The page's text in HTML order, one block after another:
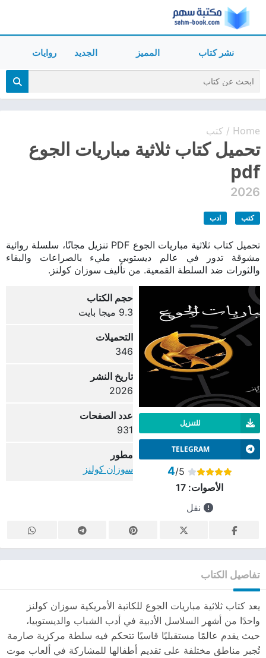
نشر كتاب المميز الجديد روايات
Home
/ كتب
تحميل كتاب ثلاثية مباريات الجوع
pdf
2026
كتب ادب
تحميل كتاب ثلاثية مباريات الجوع PDF تنزيل مجانًا، سلسلة روائية
مشوقة تدور في عالم ديستوبي مليء بالصراعات والبقاء
والثورات ضد السلطة القمعية. من تأليف سوزان كولنز.
للتنزيل
TELEGRAM
4/5
الأصوات: 17
نقل
حجم الكتاب
9.3 ميجا بايت
التحميلات
346
تاريخ النشر
2026
عدد الصفحات
931
مطور
سوزان كولنز
تفاصيل الكتاب
يعد كتاب ثلاثية مباريات الجوع للكاتبة الأمريكية سوزان كولنز
واحدًا من أشهر السلاسل الأدبية في أدب الشباب والديستوبيا،
حيث يقدم عالمًا مستقبليًا قاسيًا تتحكم فيه سلطة مركزية صارمة
تُجبر مناطق مختلفة على تقديم أطفالها للمشاركة في ألعاب موت